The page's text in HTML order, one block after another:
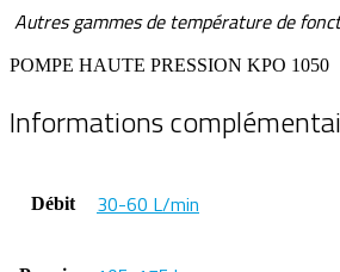
Autres gammes de température de
POMPE HAUTE PRESSION KPO 1050
Informations
Débit 30-60 L/min